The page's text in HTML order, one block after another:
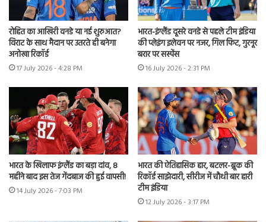
रोहित का आखिरी वनडे या नई शुरुआत?
विराट के साथ मैदान पर उतरते ही बनेगा
अनोखा रिकॉर्ड
17 July 2026 - 4:28 PM
भारत-इंग्लैंड दूसरे वनडे से पहले टीम इंडिया
की प्लेइंग इलेवन पर नजर, गिल फिट, गुरनूर
बरार पर सस्पेंस
16 July 2026 - 2:31 PM
भारत के खिलाफ इंग्लैंड का बड़ा दांव, 8
महीने बाद इस तेज गेंदबाज की हुई वापसी!
14 July 2026 - 7:03 PM
भारत की ऐतिहासिक हार, बटलर-ब्रूक की
रिकॉर्ड साझेदारी, सीरीज में चौथी बार हारी
टीम इंडिया
12 July 2026 - 3:17 PM